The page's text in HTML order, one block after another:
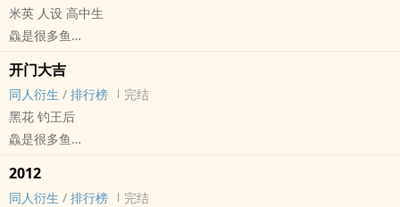
米英 人设 高中生
鱻是很多鱼
APH[黑塔利亚 ヘタリア] - 米英（阿尔弗雷德·F·琼斯/亚瑟·柯克兰）
同人衍生 - 动漫同人 - BL - 短篇
完结
开门大吉
同人衍生 / 排行榜
完结
黑花 钓王后
鱻是很多鱼
BL - 短篇 - 完结
2012
同人衍生 / 排行榜
完结